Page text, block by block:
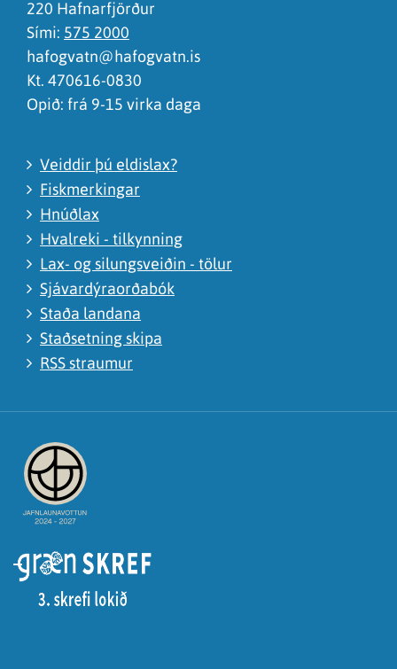
220 Hafnarfjörður
Sími: 575 2000
hafogvatn@hafogvatn.is
Kt. 470616-0830
Opið: frá 9-15 virka daga
Veiddir þú eldislax?
Fiskmerkingar
Hnúðlax
Hvalreki - tilkynning
Lax- og silungsveiðin - tölur
Sjávardýraorðabók
Staða landana
Staðsetning skipa
RSS straumur